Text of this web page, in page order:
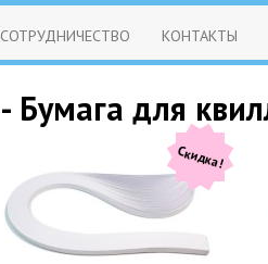
СОТРУДНИЧЕСТВО КОНТАКТЫ
- Бумага для
Скидка!